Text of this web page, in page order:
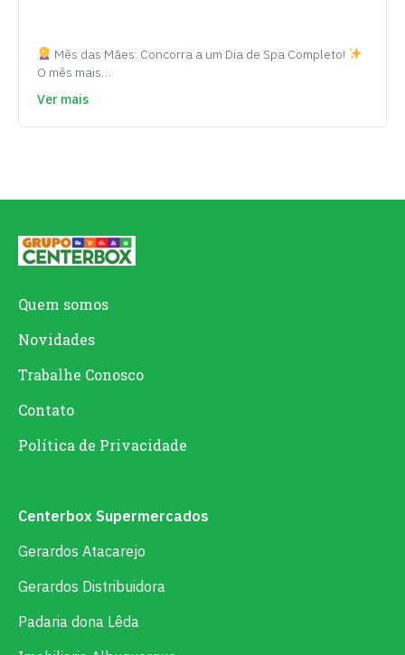
Mês das Mães: Concorra a um Dia de Spa Completo!
O mês mais…
Ver mais
Quem somos
Novidades
Trabalhe Conosco
Contato
Política de Privacidade
Centerbox Supermercados
Gerardos Atacarejo
Gerardos Distribuidora
Padaria dona Lêda